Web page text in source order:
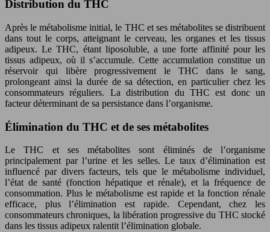
Distribution du THC
Après le métabolisme initial, le THC et ses métabolites se distribuent
dans tout le corps, atteignant le cerveau, les organes et les tissus
adipeux. Le THC, étant liposoluble, a une forte affinité pour les
tissus adipeux, où il s’accumule. Cette accumulation constitue un
réservoir qui libère progressivement le THC dans le sang,
prolongeant ainsi la durée de sa détection, en particulier chez les
consommateurs réguliers. La distribution du THC est donc un
facteur déterminant de sa persistance dans l’organisme.
Élimination du THC et de ses métabolites
Le THC et ses métabolites sont éliminés de l’organisme
principalement par l’urine et les selles. Le taux d’élimination est
influencé par divers facteurs, tels que le métabolisme individuel,
l’état de santé (fonction hépatique et rénale), et la fréquence de
consommation. Plus le métabolisme est rapide et la fonction rénale
efficace, plus l’élimination est rapide. Cependant, chez les
consommateurs chroniques, la libération progressive du THC stocké
dans les tissus adipeux ralentit l’élimination globale.